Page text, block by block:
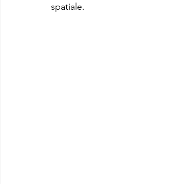
spatiale.